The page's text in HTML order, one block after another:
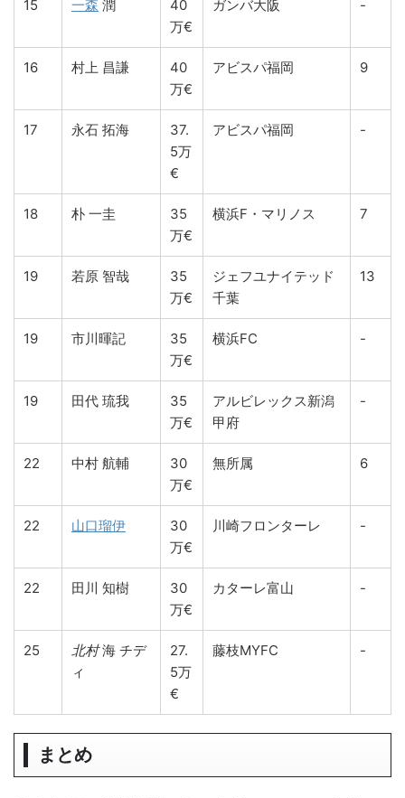
15 一森 潤
40
万€
ガンバ大阪 -
16 村上 昌謙
40
万€
アビスパ福岡 9
17 永石 拓海
37.
5万
€
アビスパ福岡 -
18 朴 一圭
35
万€
横浜F・マリノス 7
19 若原 智哉
35
万€
ジェフユナイテッド
千葉
13
19 市川暉記
35
万€
横浜FC -
19 田代 琉我
35
万€
アルビレックス新潟
甲府
-
22 中村 航輔
30
万€
無所属 6
22 山口瑠伊
30
万€
川崎フロンターレ -
22 田川 知樹
30
万€
カターレ富山 -
25 北村海 チデ
ィ
27.
5万
€
藤枝MYFC -
まとめ